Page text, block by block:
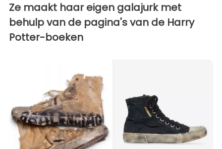
Ze maakt haar eigen galajurk met
behulp van de pagina's van de Harry
Potter-boeken